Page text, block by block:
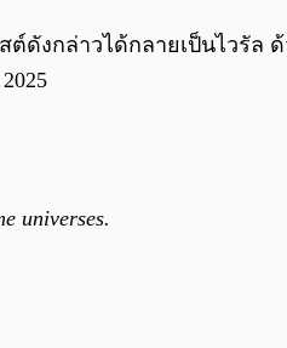
ดังกล่าวได้กลายเป็นไวรัล
universes.